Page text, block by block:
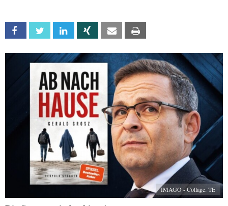
Facebook Twitter Linkedin Xing Email
IMAGO - Collage: TE